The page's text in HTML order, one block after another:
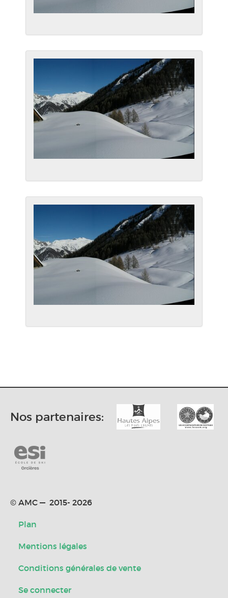
Nos partenaires:
© AMC — 2015- 2026
Plan
Mentions légales
Conditions générales de vente
Se connecter